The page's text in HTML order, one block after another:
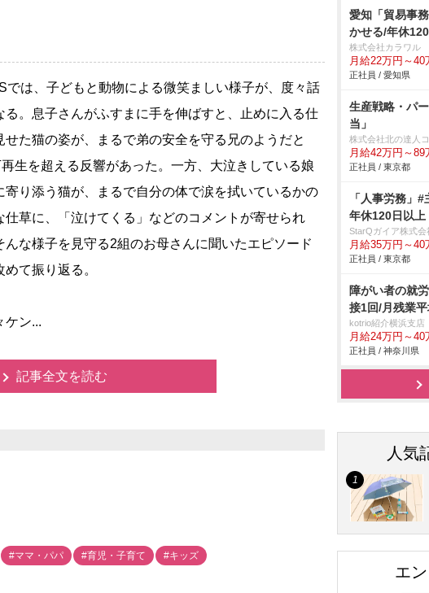
は、子どもと動物による微笑ましい様子が、度々話
る。息子さんがふすまに手を伸ばすと、止めに入る仕
せた猫の姿が、まるで弟の安全を守る兄のようだと
生を超える反響があった。一方、大泣きしている娘
寄り添う猫が、まるで自分の体で涙を拭いているかの
仕草に、「泣けてくる」などのコメントが寄せられ
んな様子を見守る2組のお母さんに聞いたエピソード
めて振り返る。
ン...
記事全文を読む
#ママ・パパ #育児・子育て #キッズ
愛知「貿易事
かせる/年休120
株式会社カラワル
月給22万円～40
正社員 / 愛知県
生産戦略・パ
当」
株式会社北の達人
月給42万円～89
正社員 / 東京都
「人事労務」
年休120日以上
StarQガイア株式会
月給35万円～40
正社員 / 東京都
障がい者の就
接1回/月残業
kotrio紹介横浜支店
月給24万円～40
正社員 / 神奈川県
人気
エ